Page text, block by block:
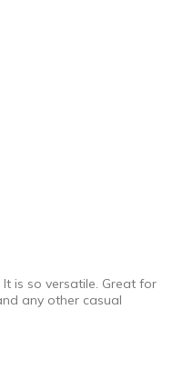
is so versatile. Great for
any other casual